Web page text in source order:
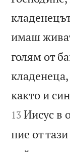
имаш
голям от
както и
13 Иисус в
пие от